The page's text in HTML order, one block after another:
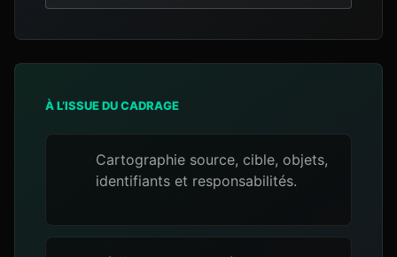
À L’ISSUE DU CADRAGE
Cartographie source, cible, objets,
identifiants et responsabilités.